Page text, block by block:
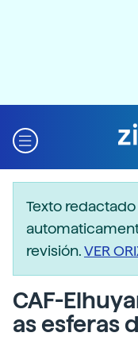
Texto
revisión.VER
CAF-
as esferas